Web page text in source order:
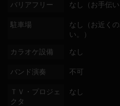
バリアフリー なし（お手伝
駐車場
なし（お近く
い。）
カラオケ設備 なし
バンド演奏 不可
ＴＶ・プロジェ
クタ
なし